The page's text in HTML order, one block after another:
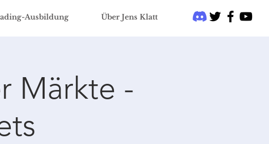
Ausbildung Über Jens Klatt
Märkte -